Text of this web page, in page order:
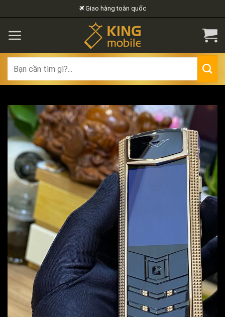
to
content
Giao hàng toàn quốc
for: